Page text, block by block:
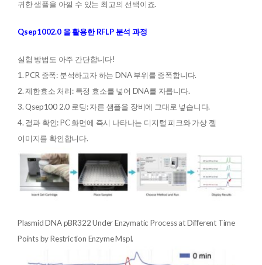
귀한 샘플을 아낄 수 있는 최고의 선택이죠.
Qsep1002.0 을 활용한 RFLP 분석 과정
실험 방법도 아주 간단합니다!
1. PCR 증폭: 분석하고자 하는 DNA 부위를 증폭합니다.
2. 제한효소 처리: 특정 효소를 넣어 DNA를 자릅니다.
3. Qsep100 2.0 로딩: 자른 샘플을 장비에 그대로 넣습니다.
4. 결과 확인: PC 화면에 즉시 나타나는 디지털 피크와 가상 젤
이미지를 확인합니다.
Plasmid DNA pBR322 Under Enzymatic Process at Different Time
Points by Restriction Enzyme Mspl.